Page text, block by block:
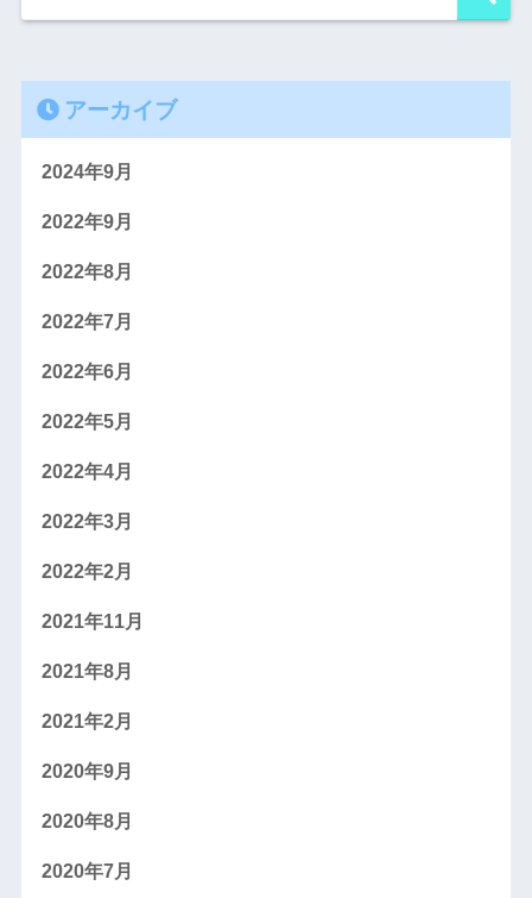
アーカイブ
2024年9月
2022年9月
2022年8月
2022年7月
2022年6月
2022年5月
2022年4月
2022年3月
2022年2月
2021年11月
2021年8月
2021年2月
2020年9月
2020年8月
2020年7月